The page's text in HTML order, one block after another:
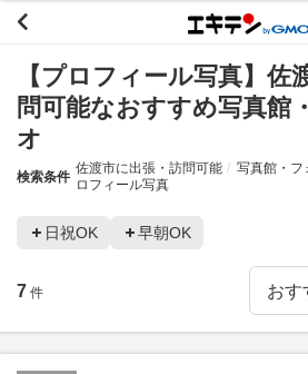
【プロフィール写真】佐
問可能なおすすめ写真館
オ
検索条件
佐渡市に出張・訪問可能 写真館・フ
ロフィール写真
日祝OK 早朝OK
7 件